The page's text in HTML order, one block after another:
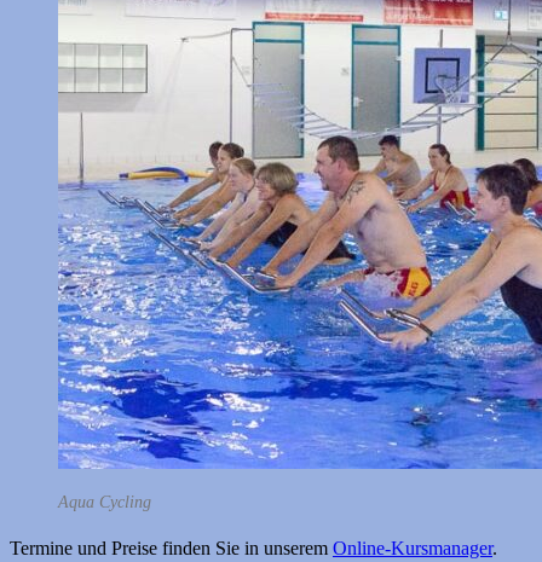
Aqua Cycling
Termine und Preise finden Sie in unserem Online-Kursmanager.